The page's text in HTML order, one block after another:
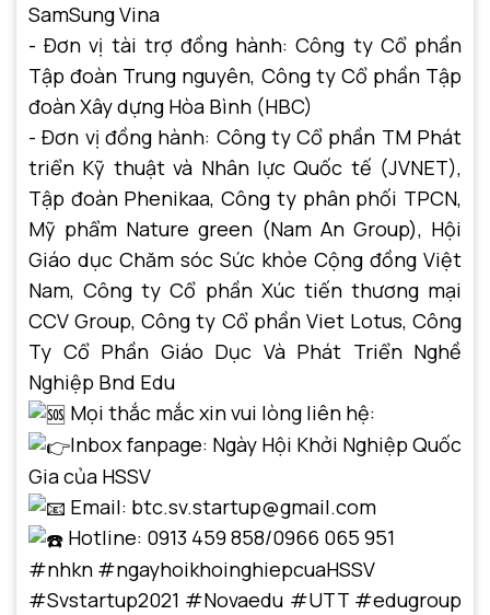
SamSung Vina
- Đơn vị tài trợ đồng hành: Công ty Cổ phần
Tập đoàn Trung nguyên, Công ty Cổ phần Tập
đoàn Xây dựng Hòa Bình (HBC)
- Đơn vị đồng hành: Công ty Cổ phần TM Phát
triển Kỹ thuật và Nhân lực Quốc tế (JVNET),
Tập đoàn Phenikaa, Công ty phân phối TPCN,
Mỹ phẩm Nature green (Nam An Group), Hội
Giáo dục Chăm sóc Sức khỏe Cộng đồng Việt
Nam, Công ty Cổ phần Xúc tiến thương mại
CCV Group, Công ty Cổ phần Viet Lotus, Công
Ty Cổ Phần Giáo Dục Và Phát Triển Nghề
Nghiệp Bnd Edu
Mọi thắc mắc xin vui lòng liên hệ:
Inbox fanpage: Ngày Hội Khởi Nghiệp Quốc
Gia của HSSV
Email: btc.sv.startup@gmail.com
Hotline: 0913 459 858/0966 065 951
#nhkn #ngayhoikhoinghiepcuaHSSV
#Svstartup2021 #Novaedu #UTT #edugroup